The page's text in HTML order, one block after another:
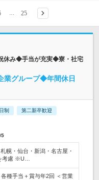
25
休み◆手当が充実◆寮・社宅
業グループ◆年間休日
制 第二新卒歓迎
幌・仙台・新潟・名古屋・
考慮 ※U…
種手当＋賞与年2回 ＜営業